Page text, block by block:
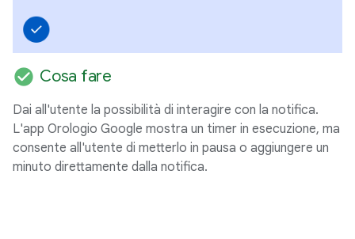
check_circle Cosa fare
Dai all'utente la possibilità di interagire con la notifica.
L'app Orologio Google mostra un timer in esecuzione, ma
consente all'utente di metterlo in pausa o aggiungere un
minuto direttamente dalla notifica.